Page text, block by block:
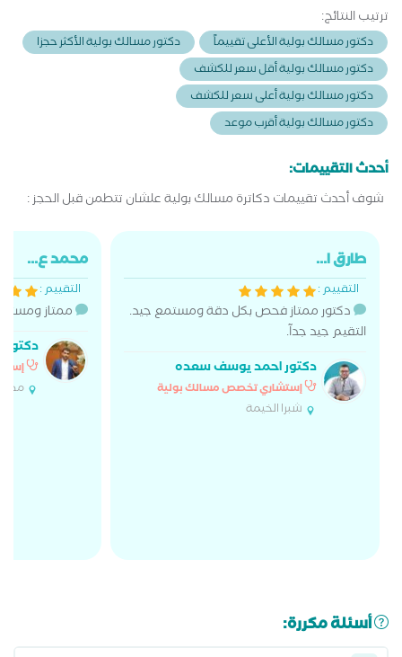
ترتيب النتائج:
دكتور مسالك بولية الأعلى تقييماً
دكتور مسالك بولية الأكثر حجزا
دكتور مسالك بولية أقل سعر للكشف
دكتور مسالك بولية أعلى سعر للكشف
دكتور مسالك بولية أقرب موعد
أحدث التقييمات:
شوف أحدث تقييمات دكاترة مسالك بولية علشان تتطمن قبل الحجز :
طارق ا...
التقييم :
دكتور ممتاز فحص بكل دقة ومستمع جيد.
التقيم جيد جدآ.
دكتور احمد يوسف سعده
إستشاري تخصص مسالك بولية
شبرا الخيمة
محمد ع...
التقييم :
ممتاز
دكتور
أسئلة مكررة: